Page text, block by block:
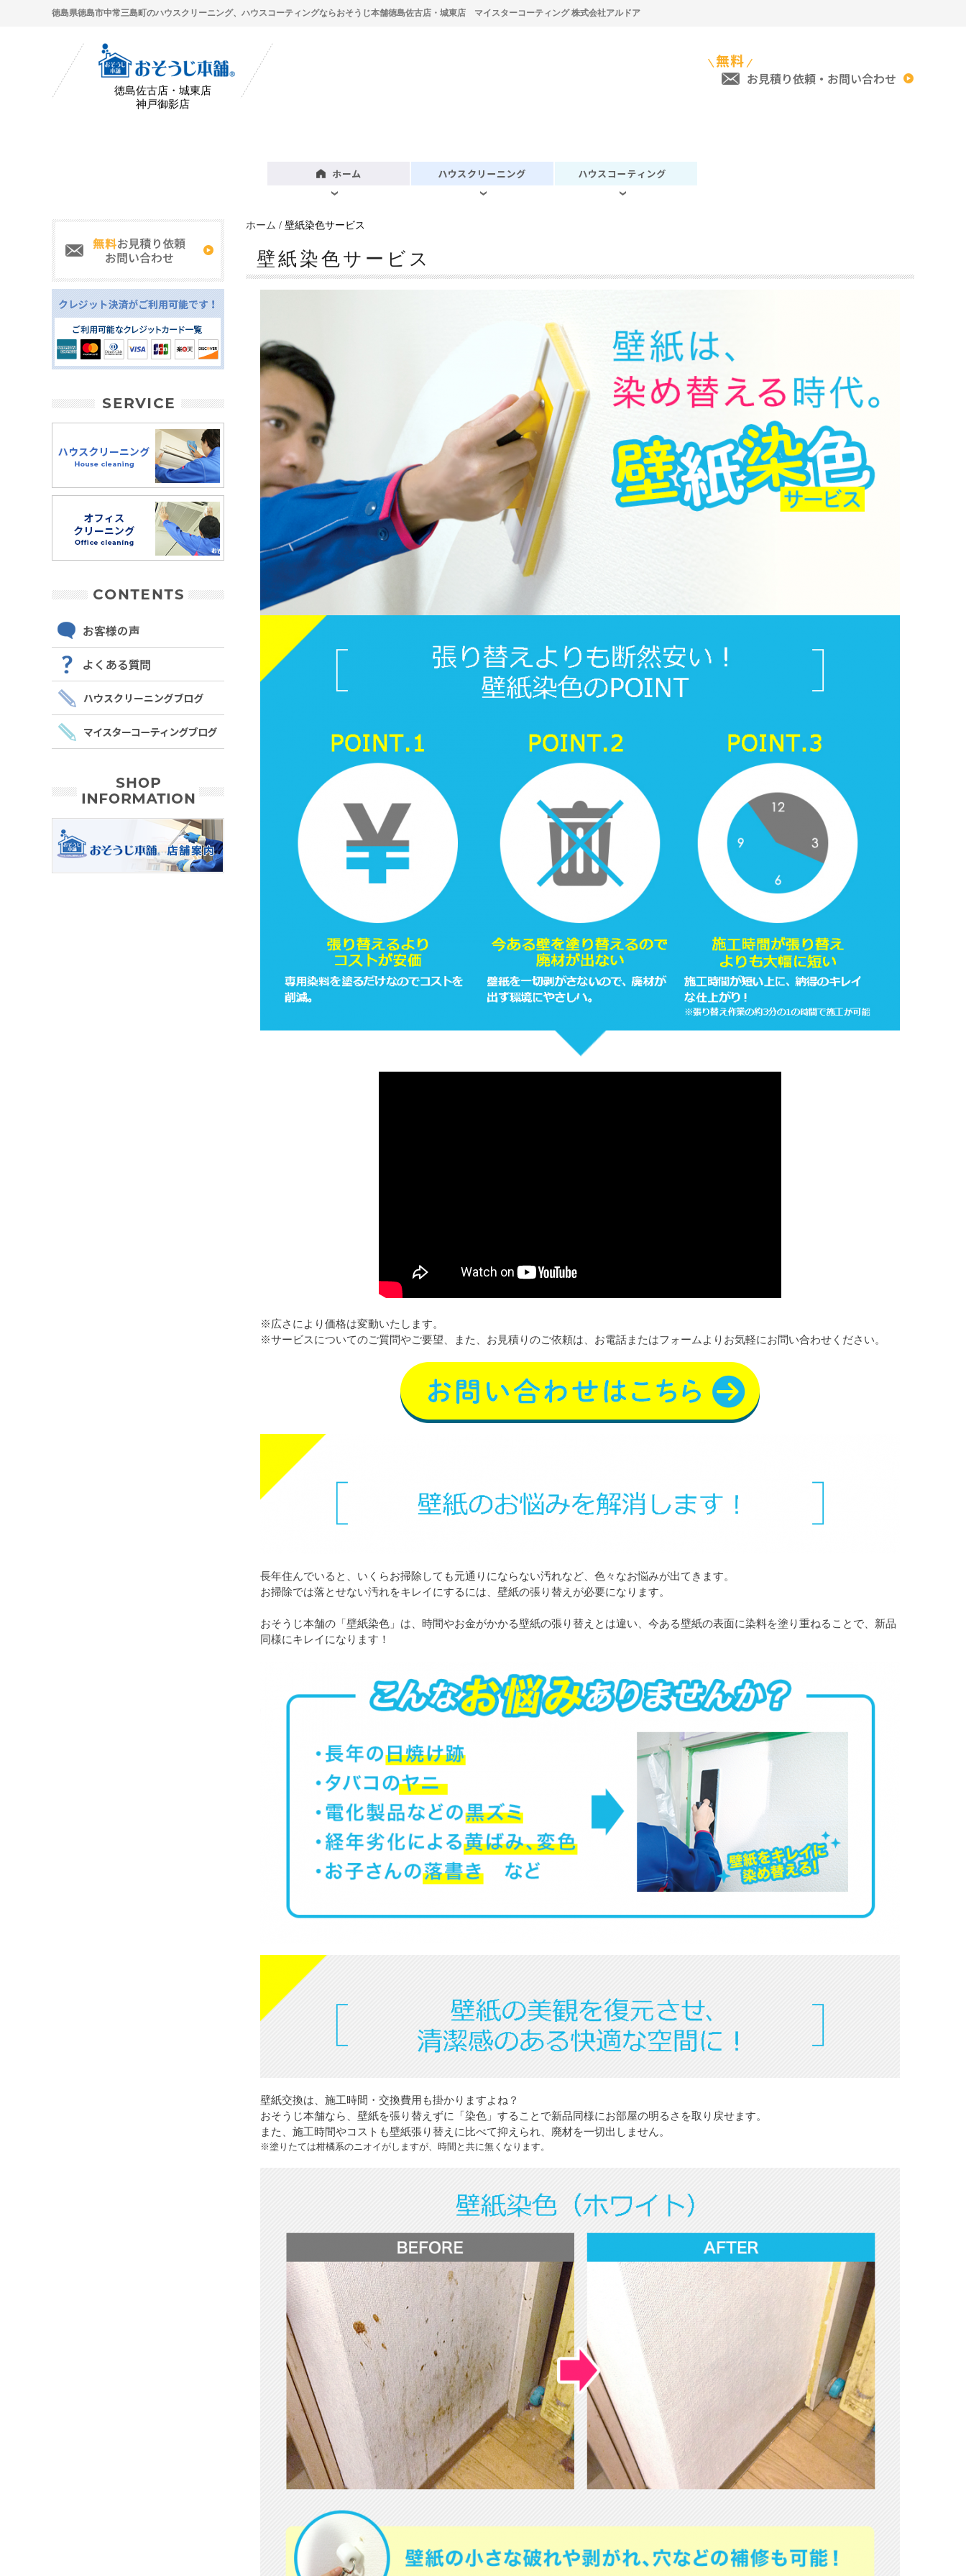
徳島県徳島市中常三島町のハウスクリーニング、ハウスコーティングならおそうじ本舗徳島佐古店・城東店 マイスターコーティング 株式会社アルドア
徳島佐古店・城東店
神戸御影店
ホーム / 壁紙染色サービス
壁紙染色サービス
※広さにより価格は変動いたします。
※サービスについてのご質問やご要望、また、お見積りのご依頼は、お電話またはフォームよりお気軽にお問い合わせください。
長年住んでいると、いくらお掃除しても元通りにならない汚れなど、色々なお悩みが出てきます。
お掃除では落とせない汚れをキレイにするには、壁紙の張り替えが必要になります。
おそうじ本舗の「壁紙染色」は、時間やお金がかかる壁紙の張り替えとは違い、今ある壁紙の表面に染料を塗り重ねることで、新品
同様にキレイになります！
壁紙交換は、施工時間・交換費用も掛かりますよね？
おそうじ本舗なら、壁紙を張り替えずに「染色」することで新品同様にお部屋の明るさを取り戻せます。
また、施工時間やコストも壁紙張り替えに比べて抑えられ、廃材を一切出しません。
※塗りたては柑橘系のニオイがしますが、時間と共に無くなります。